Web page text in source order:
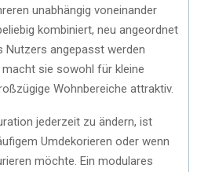
unabhängig voneinander
kombiniert, neu angeordnet
Nutzers angepasst werden
sie sowohl für kleine
Wohnbereiche attraktiv.
jederzeit zu ändern, ist
Umdekorieren oder wenn
möchte. Ein modulares